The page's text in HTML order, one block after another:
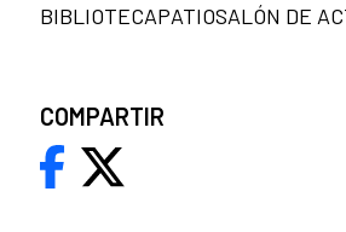
BIBLIOTECAPATIOSALÓN DE
COMPARTIR